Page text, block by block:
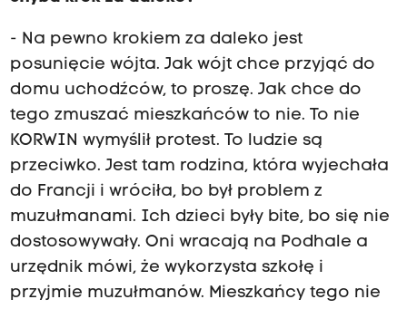
- Na pewno krokiem za daleko jest
posunięcie wójta. Jak wójt chce przyjąć do
domu uchodźców, to proszę. Jak chce do
tego zmuszać mieszkańców to nie. To nie
KORWIN wymyślił protest. To ludzie są
przeciwko. Jest tam rodzina, która wyjechała
do Francji i wróciła, bo był problem z
muzułmanami. Ich dzieci były bite, bo się nie
dostosowywały. Oni wracają na Podhale a
urzędnik mówi, że wykorzysta szkołę i
przyjmie muzułmanów. Mieszkańcy tego nie